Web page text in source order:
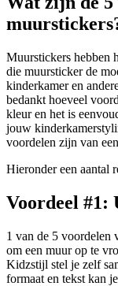
Muurstickers hebben
die muursticker de
kinderkamer en
bedankt hoeveel
kleur en het is
jouw
voordelen zijn van
Hieronder een aantal
Voordeel #1:
1 van de 5 voordelen
om een muur op te
Kidzstijl stel je zelf
formaat en tekst kan